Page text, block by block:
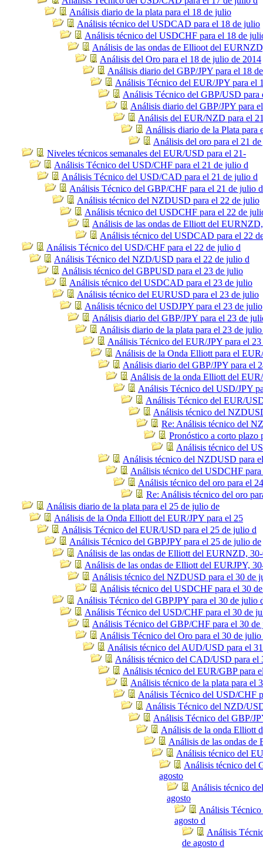
Análisis diario de la plata para el 18 de julio
Análisis técnico del USDCAD para el 18 de julio
Análisis técnico del USDCHF para el 18 de
Análisis de las ondas de Ellioot del
Análisis del Oro para el 18 de julio de 2014
Análisis diario del GBP/JPY para el 18
Análisis Técnico del EUR/JPY para el
Análisis Técnico del GBP/USD para
Análisis diario del GBP/JPY para
Análisis del EUR/NZD para el
Análisis diario de la Plata para
Análisis del oro para el 21
Niveles técnicos semanales del EUR/USD para el 21-
Análisis Técnico del USD/CHF para el 21 de julio d
Análisis Técnico del USD/CAD para el 21 de julio d
Análisis Técnico del GBP/CHF para el 21 de julio d
Análisis técnico del NZDUSD para el 22 de julio
Análisis técnico del USDCHF para el 22 de
Análisis de las ondas de Elliott del
Análisis técnico del USDCAD para el 22
Análisis Técnico del USD/CHF para el 22 de julio d
Análisis Técnico del NZD/USD para el 22 de julio d
Análisis técnico del GBPUSD para el 23 de julio
Análisis técnico del USDCAD para el 23 de julio
Análisis técnico del EURUSD para el 23 de julio
Análisis técnico del USDJPY para el 23 de julio
Análisis diario del GBP/JPY para el 23 de
Análisis diario de la plata para el 23 de
Análisis Técnico del EUR/JPY para el
Análisis de la Onda Elliott para el
Análisis diario del GBP/JPY para el
Análisis de la onda Elliott del
Análisis Técnico del USD/JPY
Análisis Técnico del EUR/
Análisis técnico del
Re: Análisis técnico del
Pronóstico a corto
Análisis técnico del
Análisis técnico del NZDUSD para
Análisis técnico del USDCHF
Análisis técnico del oro para el
Re: Análisis técnico del oro
Análisis diario de la plata para el 25 de julio de
Análisis de la Onda Elliott del EUR/JPY para el 25
Análisis Técnico del EUR/USD para el 25 de julio d
Análisis Técnico del GBPJPY para el 25 de julio de
Análisis de las ondas de Elliott del EURNZD,
Análisis de las ondas de Elliott del EURJPY,
Análisis técnico del NZDUSD para el 30 de
Análisis técnico del USDCHF para el 30
Análisis Técnico del GBPJPY para el 30 de julio
Análisis Técnico del USD/CHF para el 30 de
Análisis Técnico del GBP/CHF para el 30
Análisis Técnico del Oro para el 30 de julio
Análisis técnico del AUD/USD para el
Análisis técnico del CAD/USD para el
Análisis técnico del EUR/GBP para
Análisis técnico de la plata para el
Análisis Técnico del USD/CHF
Análisis Técnico del NZD/
Análisis Técnico del GBP/
Análisis de la onda Elliott
Análisis de las ondas
Análisis técnico del
Análisis técnico del
agosto
Análisis técnico
agosto
Análisis
agosto d
Análisis
de agosto d